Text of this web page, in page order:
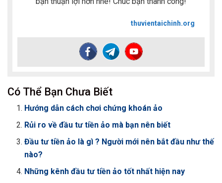
thuvientaichinh.org
Có Thể Bạn Chưa Biết
Hướng dẫn cách chơi chứng khoán ảo
Rủi ro về đầu tư tiền ảo mà bạn nên biết
Đầu tư tiền ảo là gì ? Người mới nên bắt đầu như thế
nào?
Những kênh đầu tư tiền ảo tốt nhất hiện nay